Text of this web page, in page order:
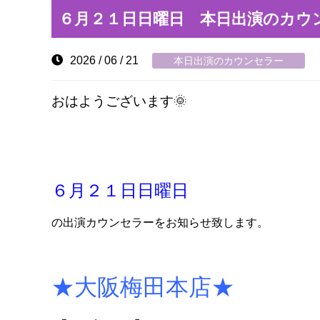
６月２１日日曜日 本日出演のカウ
2026 / 06 / 21 本日出演のカウンセラー
おはようございます🌞
６月２１日日曜日
の出演カウンセラーをお知らせ致します。
★大阪梅田本店★